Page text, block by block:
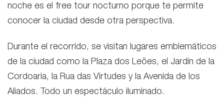
noche es el free tour nocturno porque te permite
conocer la ciudad desde otra perspectiva.
Durante el recorrido, se visitan lugares emblemáticos
de la ciudad como la Plaza dos Leões, el Jardín de la
Cordoaria, la Rua das Virtudes y la Avenida de los
Aliados. Todo un espectáculo iluminado.